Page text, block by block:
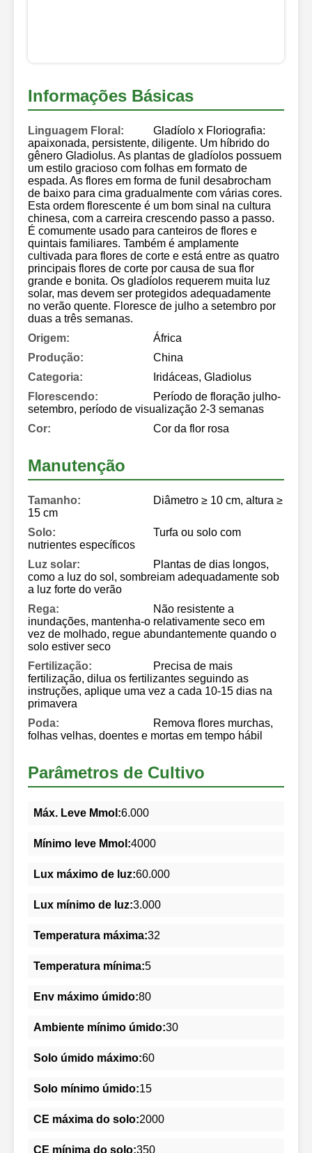
Informações Básicas
Linguagem Floral:
Gladíolo x Floriografia:
apaixonada, persistente, diligente. Um híbrido do
gênero Gladiolus. As plantas de gladíolos possuem
um estilo gracioso com folhas em formato de
espada. As flores em forma de funil desabrocham
de baixo para cima gradualmente com várias cores.
Esta ordem florescente é um bom sinal na cultura
chinesa, com a carreira crescendo passo a passo.
É comumente usado para canteiros de flores e
quintais familiares. Também é amplamente
cultivada para flores de corte e está entre as quatro
principais flores de corte por causa de sua flor
grande e bonita. Os gladíolos requerem muita luz
solar, mas devem ser protegidos adequadamente
no verão quente. Floresce de julho a setembro por
duas a três semanas.
Origem:
África
Produção:
China
Categoria:
Iridáceas, Gladiolus
Florescendo:
Período de floração julho-
setembro, período de visualização 2-3 semanas
Cor:
Cor da flor rosa
Manutenção
Tamanho:
Diâmetro ≥ 10 cm, altura ≥
15 cm
Solo:
Turfa ou solo com
nutrientes específicos
Luz solar:
Plantas de dias longos,
como a luz do sol, sombreiam adequadamente sob
a luz forte do verão
Rega:
Não resistente a
inundações, mantenha-o relativamente seco em
vez de molhado, regue abundantemente quando o
solo estiver seco
Fertilização:
Precisa de mais
fertilização, dilua os fertilizantes seguindo as
instruções, aplique uma vez a cada 10-15 dias na
primavera
Poda:
Remova flores murchas,
folhas velhas, doentes e mortas em tempo hábil
Parâmetros de Cultivo
Máx. Leve Mmol:6.000
Mínimo leve Mmol:4000
Lux máximo de luz:60.000
Lux mínimo de luz:3.000
Temperatura máxima:32
Temperatura mínima:5
Env máximo úmido:80
Ambiente mínimo úmido:30
Solo úmido máximo:60
Solo mínimo úmido:15
CE máxima do solo:2000
CE mínima do solo:350